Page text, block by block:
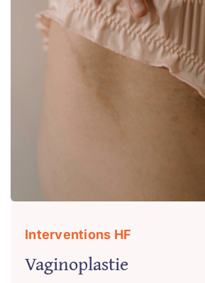
Interventions HF
Vaginoplastie